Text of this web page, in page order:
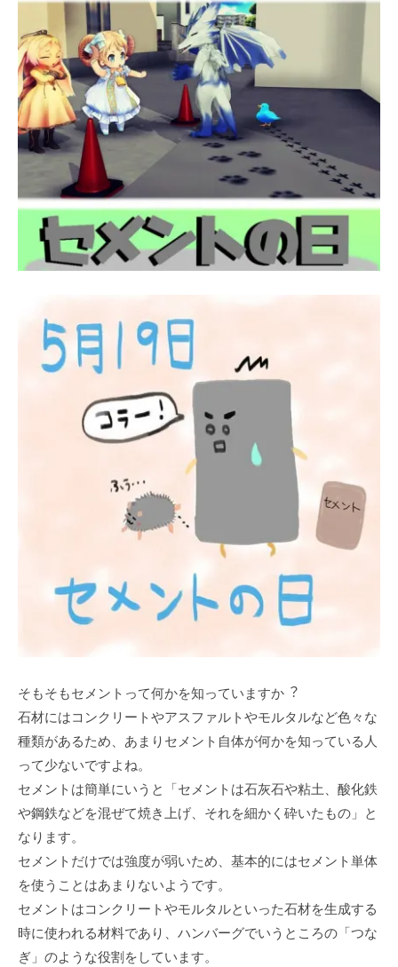
そもそもセメントって何かを知っていますか︖
⽯材にはコンクリートやアスファルトやモルタルなど⾊々な
種類があるため、あまりセメント⾃体が何かを知っている⼈
って少ないですよね。
セメントは簡単にいうと「セメントは⽯灰⽯や粘⼟、酸化鉄
や鋼鉄などを混ぜて焼き上げ、それを細かく砕いたもの」と
なります。
セメントだけでは強度が弱いため、基本的にはセメント単体
を使うことはあまりないようです。
セメントはコンクリートやモルタルといった⽯材を⽣成する
時に使われる材料であり、ハンバーグでいうところの「つな
ぎ」のような役割をしています。